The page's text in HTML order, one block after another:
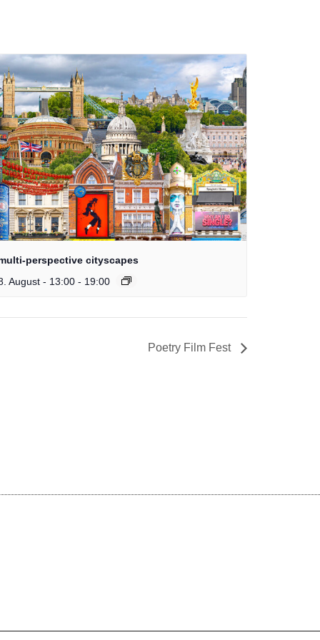
perspective cityscapes
August - 13:00 - 19:00
Poetry Film Fest